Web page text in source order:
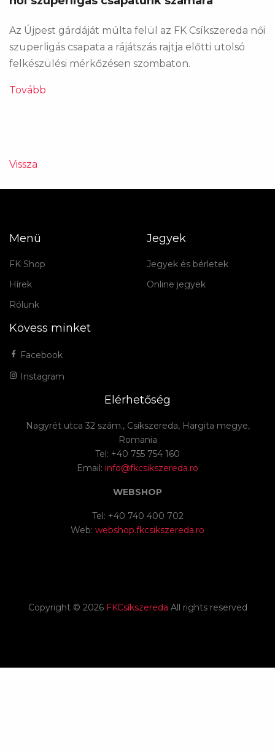
Az Újpest gárdáját múlta felül az FK Csíkszereda női
szuperligás csapata a rájátszás rajtja előtti utolsó
felkészülési mérkőzésen szombaton.
Tovább
Vissza
Menü
FK Shop
Hírek
Rólunk
Jegyek
Jegyek és bérletek
Online jegyek
Kövess minket
Facebook
Instagram
Elérhetőség
Nagyrét utca 32 szám., Csíkszereda, Hargita megye,
Romania
Tel: +40 755 754 160
Email: info@fkcsikszereda.ro
WEBSHOP
Tel: +40 740 400 702
Web: webshop.fkcsikszereda.ro
Copyright © 2026 FKCsíkszereda All rights reserved